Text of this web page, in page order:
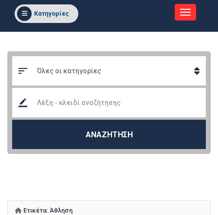
Κατηγορίες
ΑΝΑΖΗΤΗΣΗ
Ετικέτα: Άθληση